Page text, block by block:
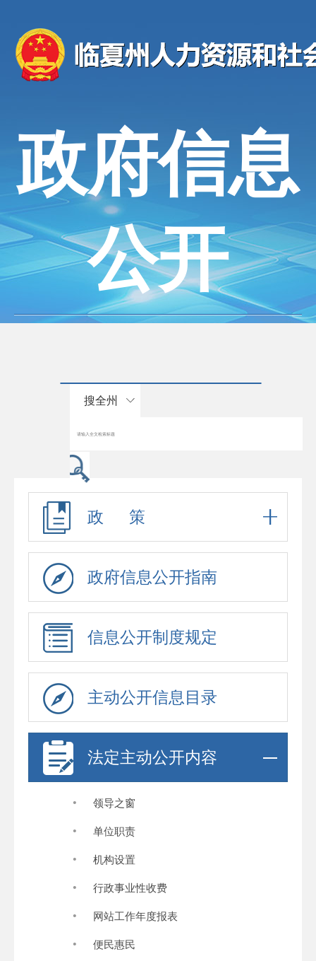
政府信息
公开
搜全州
政 策
政府信息公开指南
信息公开制度规定
主动公开信息目录
法定主动公开内容
· 领导之窗
· 单位职责
· 机构设置
· 行政事业性收费
· 网站工作年度报表
· 便民惠民